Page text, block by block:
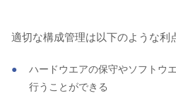
適切な構成管理は以下のような利
ハードウエアの保守やソフトウ
行うことができる